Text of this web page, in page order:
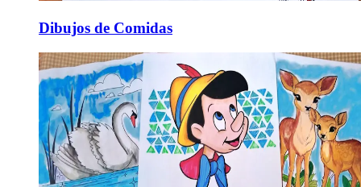
Dibujos de Comidas